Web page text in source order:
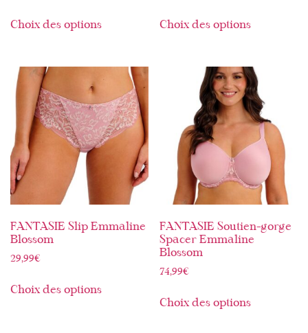
Choix des options Choix des options
FANTASIE Slip Emmaline
Blossom
29,99€
Choix des options
FANTASIE Soutien-gorge
Spacer Emmaline
Blossom
74,99€
Choix des options